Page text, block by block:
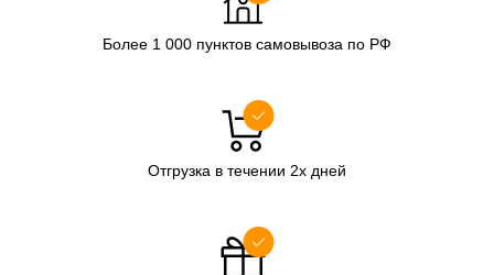
Более 1 000 пунктов самовывоза по РФ
Отгрузка в течении 2х дней